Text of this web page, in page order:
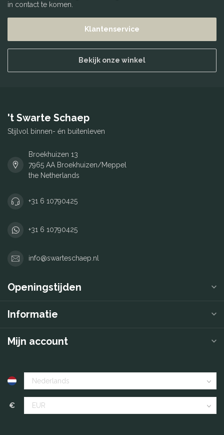
in contact te komen.
Klantenservice
Bekijk onze winkel
't Swarte Schaep
Stijlvol binnen- én buitenleven
Broekhuizen 13
7965 AA Broekhuizen/Meppel
the Netherlands
+31 6 10790425
+31 6 10790425
info@swarteschaep.nl
Openingstijden
Informatie
Mijn account
€